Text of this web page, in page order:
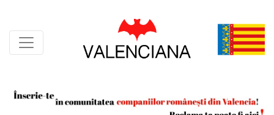
content